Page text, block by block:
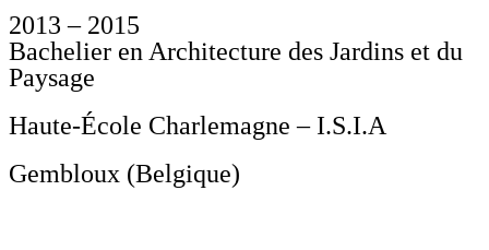
2013 – 2015
Bachelier en Architecture des Jardins et du
Paysage
Haute-École Charlemagne – I.S.I.A
Gembloux (Belgique)